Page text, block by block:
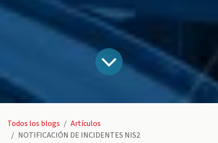
Todos los blogs
Artículos
NOTIFICACIÓN DE INCIDENTES NIS2